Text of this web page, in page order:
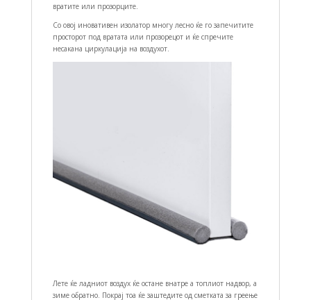
вратите или прозорците.
Со овој иновативен изолатор многу лесно ќе го запечитите
просторот под вратата или прозорецот и ќе спречите
несакана циркулација на воздухот.
Лете ќе ладниот воздух ќе остане внатре а топлиот надвор, а
зиме обратно. Покрај тоа ќе заштедите од сметката за греење